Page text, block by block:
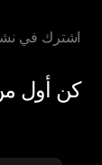
اشترك في
كن أول من